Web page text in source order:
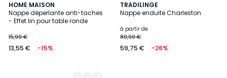
HOME MAISON
Nappe déperlante anti-taches
- Effet lin pour table ronde
15,99 €
13,55 € -15%
8
Couleurs
TRADILINGE
Nappe enduite Charleston
à partir de
80,90 €
59,75 € -26%